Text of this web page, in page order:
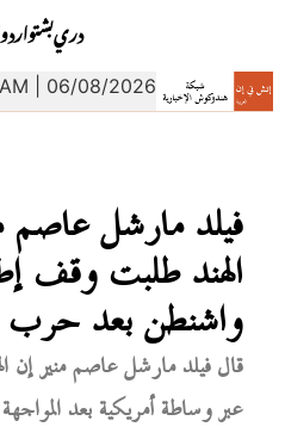
اردوبشتودري
| 06/08/2026
فيلد مارشل عاصم
الهند طلبت وقف
واشنطن بعد حرب
قال فيلد مارشل عاصم منير إن
عبر وساطة أمريكية بعد